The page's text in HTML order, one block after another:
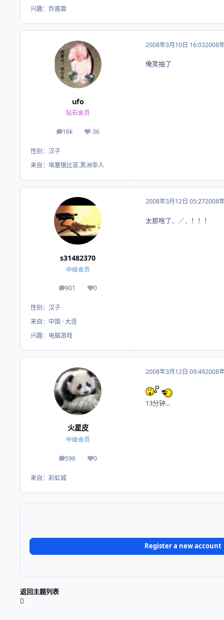
兴趣： 炸酱面
ufo
钻石会员
16k
帖子 -36
荣誉积分
性别： 汉子
来自： 埃塞俄比亚.黑洲非人
2008年3月10日 16:032008
俺笑抽了
s31482370
中级会员
901
帖子 0
荣誉积分
性别： 汉子
来自： 中国 · 大连
兴趣： 电脑游戏
2008年3月12日 05:272008
太那啥了．／．！！！
火星皮
中级会员
596
帖子 0
荣誉积分
来自： 彩虹城
2008年3月12日 09:492008
13分钟...
Register a new account
返回主题列表